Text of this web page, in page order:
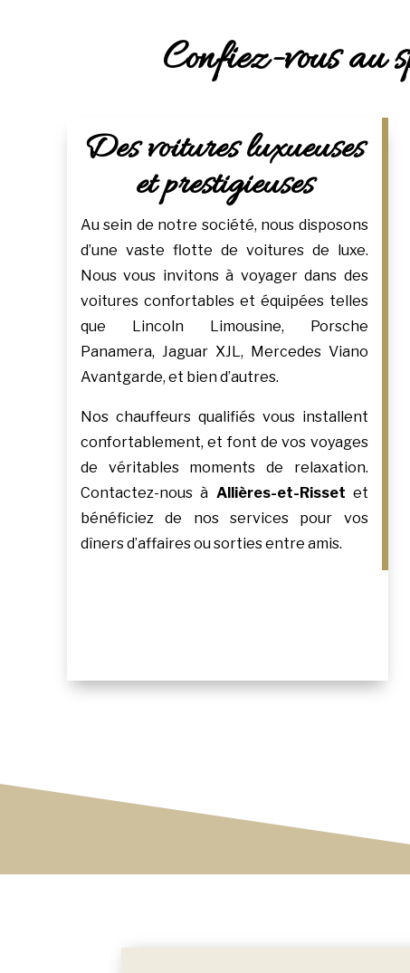
Confiez-vous au
Des voitures luxueuses
et prestigieuses
Au sein de notre société, nous disposons
d’une vaste flotte de voitures de luxe.
Nous vous invitons à voyager dans des
voitures confortables et équipées telles
que Lincoln Limousine, Porsche
Panamera, Jaguar XJL, Mercedes Viano
Avantgarde, et bien d’autres.
Nos chauffeurs qualifiés vous installent
confortablement, et font de vos voyages
de véritables moments de relaxation.
Contactez-nous à Allières-et-Risset et
bénéficiez de nos services pour vos
dîners d’affaires ou sorties entre amis.